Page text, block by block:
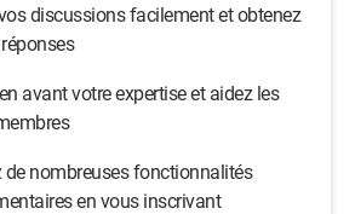
discussions facilement et obtenez
avant votre expertise et aidez les
de nombreuses fonctionnalités
en vous inscrivant